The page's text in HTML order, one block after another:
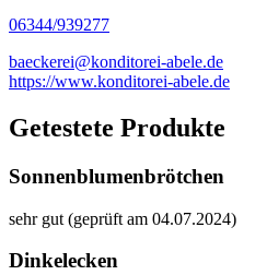
06344/939277
baeckerei@konditorei-abele.de
https://www.konditorei-abele.de
Getestete Produkte
Sonnenblumenbrötchen
sehr gut (geprüft am 04.07.2024)
Dinkelecken